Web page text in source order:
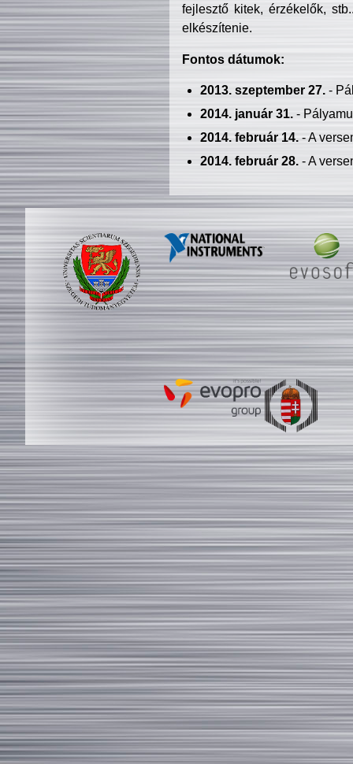
fejlesztő kitek, érzékelők,
elkészítenie.
Fontos dátumok:
2013. szeptember 27.-
2014. január 31.-
2014. február 14.- A
2014. február 28.- A